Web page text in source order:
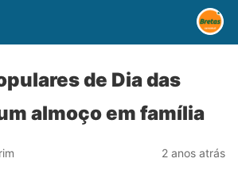
de Dia das
almoço em família
2 anos atrás